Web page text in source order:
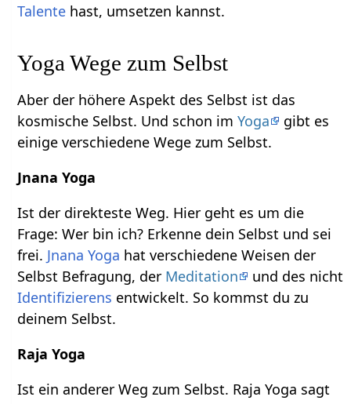
Talente hast, umsetzen kannst.
Yoga Wege zum Selbst
Aber der höhere Aspekt des Selbst ist das
kosmische Selbst. Und schon imYoga
gibt es
einige verschiedene Wege zum Selbst.
Jnana Yoga
Ist der direkteste Weg. Hier geht es um die
Frage: Wer bin ich? Erkenne dein Selbst und sei
frei. Jnana Yoga hat verschiedene Weisen der
Selbst Befragung, der Meditation
und des nicht
Identifizierens entwickelt. So kommst du zu
deinem Selbst.
Raja Yoga
Ist ein anderer Weg zum Selbst. Raja Yoga sagt